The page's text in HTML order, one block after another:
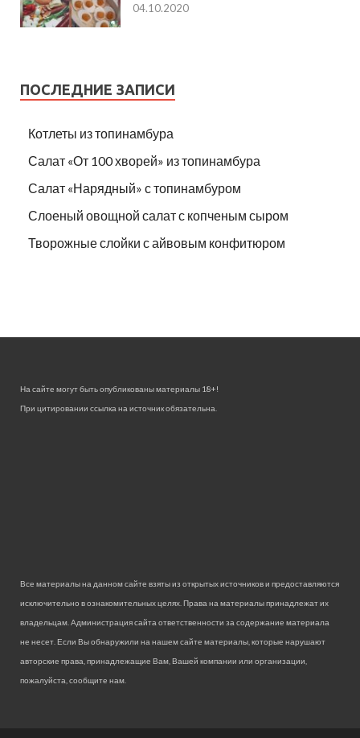
04.10.2020
ПОСЛЕДНИЕ ЗАПИСИ
Котлеты из топинамбура
Салат «От 100 хворей» из топинамбура
Салат «Нарядный» с топинамбуром
Слоеный овощной салат с копченым сыром
Творожные слойки с айвовым конфитюром
На сайте могут быть опубликованы материалы 18+!
При цитировании ссылка на источник обязательна.
Все материалы на данном сайте взяты из открытых источников и предоставляются
исключительно в ознакомительных целях. Права на материалы принадлежат их
владельцам. Администрация сайта ответственности за содержание материала
не несет. Если Вы обнаружили на нашем сайте материалы, которые нарушают
авторские права, принадлежащие Вам, Вашей компании или организации,
пожалуйста, сообщите нам.